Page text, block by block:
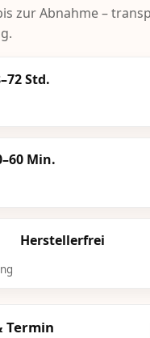
zur Abnahme –
Std.
Min.
Herstellerfrei
Termin